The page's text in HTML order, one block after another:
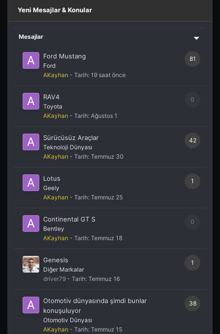
Yeni Mesajlar & Konular
Mesajlar
81
Ford Mustang
Ford
AKayhan - Tarih: 19 saat önce
0
RAV4
Toyota
AKayhan - Tarih: Ağustos 1
42
Sürücüsüz Araçlar
Teknoloji Dünyası
AKayhan - Tarih: Temmuz 30
1
Lotus
Geely
AKayhan - Tarih: Temmuz 25
0
Continental GT S
Bentley
AKayhan - Tarih: Temmuz 18
1
Genesis
Diğer Markalar
driver79 - Tarih: Temmuz 16
38
Otomotiv dünyasında şimdi bunlar
konuşuluyor
Otomotiv Dünyası
AKayhan - Tarih: Temmuz 15